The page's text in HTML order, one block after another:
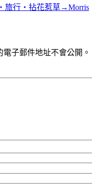
旅行‧拈花惹草→Morris
子郵件地址不會公開。